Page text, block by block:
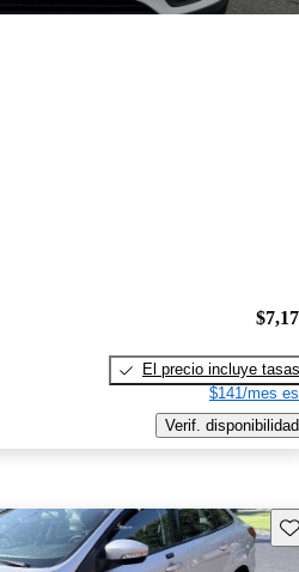
El precio incluye tasas
$141/mes
Verif. disponibilidad